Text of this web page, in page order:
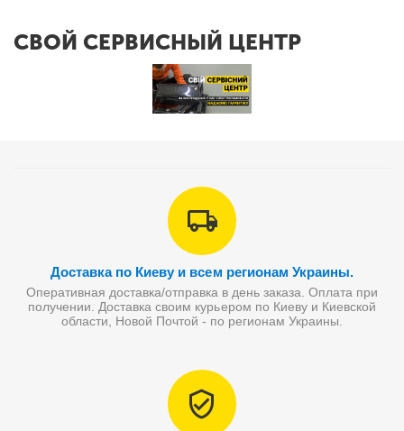
СВОЙ СЕРВИСНЫЙ ЦЕНТР
Доставка по Киеву и всем регионам Украины.
Оперативная доставка/отправка в день заказа. Оплата при
получении. Доставка своим курьером по Киеву и Киевской
области, Новой Почтой - по регионам Украины.